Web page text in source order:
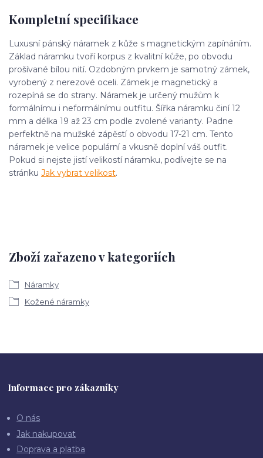
Kompletní specifikace
Luxusní pánský náramek z kůže s magnetickým zapínáním.
Základ náramku tvoří korpus z kvalitní kůže, po obvodu
prošívané bílou nití. Ozdobným prvkem je samotný zámek,
vyrobený z nerezové oceli. Zámek je magnetický a
rozepíná se do strany. Náramek je určený mužům k
formálnímu i neformálnímu outfitu. Šířka náramku činí 12
mm a délka 19 až 23 cm podle zvolené varianty. Padne
perfektně na mužské zápěstí o obvodu 17-21 cm. Tento
náramek je velice populární a vkusně doplní váš outfit.
Pokud si nejste jistí velikostí náramku, podívejte se na
stránku Jak vybrat velikost.
Zboží zařazeno v kategoriích
Náramky
Kožené náramky
Informace pro zákazníky
O nás
Jak nakupovat
Doprava a platba